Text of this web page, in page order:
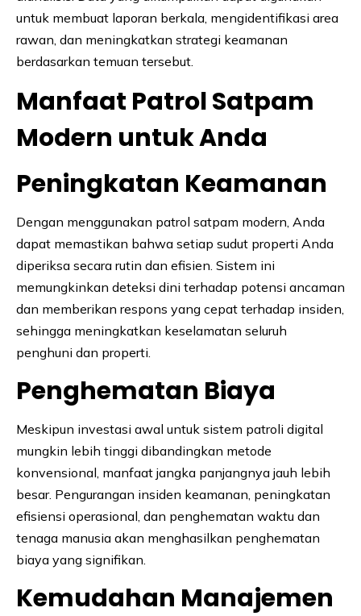
untuk membuat laporan berkala, mengidentifikasi area
rawan, dan meningkatkan strategi keamanan
berdasarkan temuan tersebut.
Manfaat Patrol Satpam
Modern untuk Anda
Peningkatan Keamanan
Dengan menggunakan patrol satpam modern, Anda
dapat memastikan bahwa setiap sudut properti Anda
diperiksa secara rutin dan efisien. Sistem ini
memungkinkan deteksi dini terhadap potensi ancaman
dan memberikan respons yang cepat terhadap insiden,
sehingga meningkatkan keselamatan seluruh
penghuni dan properti.
Penghematan Biaya
Meskipun investasi awal untuk sistem patroli digital
mungkin lebih tinggi dibandingkan metode
konvensional, manfaat jangka panjangnya jauh lebih
besar. Pengurangan insiden keamanan, peningkatan
efisiensi operasional, dan penghematan waktu dan
tenaga manusia akan menghasilkan penghematan
biaya yang signifikan.
Kemudahan Manajemen